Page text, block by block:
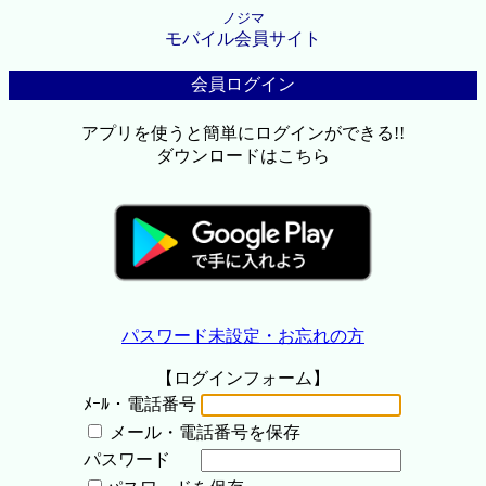
ノジマ
モバイル会員サイト
会員ログイン
アプリを使うと簡単にログインができる!!
ダウンロードはこちら
パスワード未設定・お忘れの方
【ログインフォーム】
ﾒｰﾙ・電話番号
メール・電話番号を保存
パスワード